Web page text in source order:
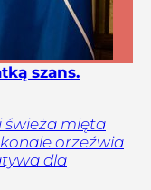
szans.
świeża mięta
orzeźwia
dla